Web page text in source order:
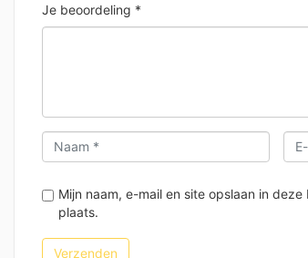
Je beoordeling *
Mijn naam, e-mail en site opslaan in
plaats.